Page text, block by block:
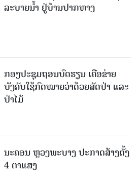
ລະບາຍນໍ້າ ຢູ່ບ້ານປາກຫາງ
ກອງປະຊຸມຖອນບົດຮຽນ ເຄືອຂ່າຍ
ບັງຄັບໃຊ້ກົດໝາຍວ່າດ້ວຍສັດປ່າ ແລະ
ປ່າໄມ້
ນະຄອນ ຫຼວງພະບາງ ປະ​ກາດ​ສ້າງ​ຕັ້ງ
4 ຕາແສງ